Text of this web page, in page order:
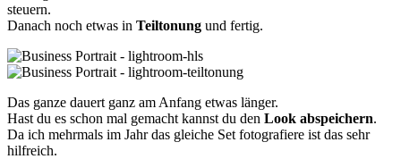
steuern.
Danach noch etwas in Teiltonung und fertig.
Das ganze dauert ganz am Anfang etwas länger.
Hast du es schon mal gemacht kannst du den Look abspeichern.
Da ich mehrmals im Jahr das gleiche Set fotografiere ist das sehr
hilfreich.